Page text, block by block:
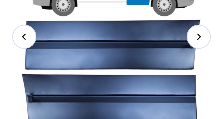
Magyar
Lietuvių
Hrvatski
Slovenian
Slovenčina